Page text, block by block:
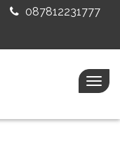
087812231777